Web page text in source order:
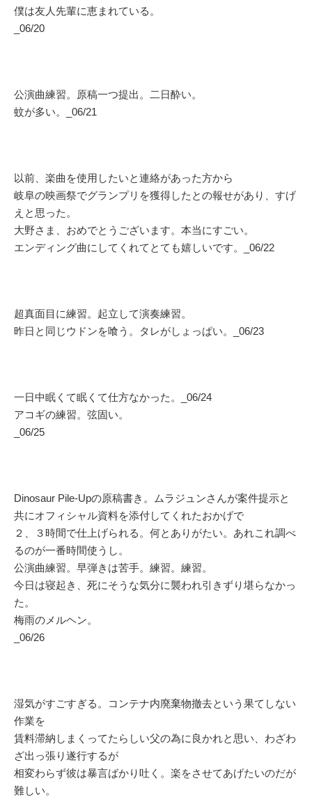
僕は友人先輩に恵まれている。
_06/20
公演曲練習。原稿一つ提出。二日酔い。
蚊が多い。_06/21
以前、楽曲を使用したいと連絡があった方から
岐阜の映画祭でグランプリを獲得したとの報せがあり、すげ
えと思った。
大野さま、おめでとうございます。本当にすごい。
エンディング曲にしてくれてとても嬉しいです。_06/22
超真面目に練習。起立して演奏練習。
昨日と同じウドンを喰う。タレがしょっぱい。_06/23
一日中眠くて眠くて仕方なかった。_06/24
アコギの練習。弦固い。
_06/25
Dinosaur Pile-Upの原稿書き。ムラジュンさんが案件提示と
共にオフィシャル資料を添付してくれたおかげで
２、３時間で仕上げられる。何とありがたい。あれこれ調べ
るのが一番時間使うし。
公演曲練習。早弾きは苦手。練習。練習。
今日は寝起き、死にそうな気分に襲われ引きずり堪らなかっ
た。
梅雨のメルヘン。
_06/26
湿気がすごすぎる。コンテナ内廃棄物撤去という果てしない
作業を
賃料滞納しまくってたらしい父の為に良かれと思い、わざわ
ざ出っ張り遂行するが
相変わらず彼は暴言ばかり吐く。楽をさせてあげたいのだが
難しい。